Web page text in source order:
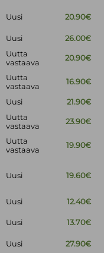
Uusi 20.90€
Uusi 26.00€
Uutta
vastaava
20.90€
Uutta
vastaava
16.90€
Uusi 21.90€
Uutta
vastaava
23.90€
Uutta
vastaava
19.90€
Uusi 19.60€
Uusi
12.40€
Uusi 13.70€
Uusi 27.90€